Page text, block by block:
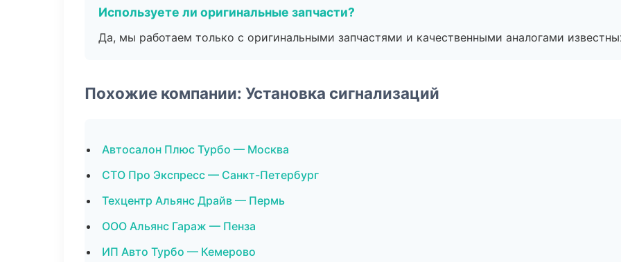
Используете ли оригинальные запчасти?
Да, мы работаем только с оригинальными запчастями и качественными аналогами
Похожие компании: Установка сигнализаций
Автосалон Плюс Турбо — Москва
СТО Про Экспресс — Санкт-Петербург
Техцентр Альянс Драйв — Пермь
ООО Альянс Гараж — Пенза
ИП Авто Турбо — Кемерово